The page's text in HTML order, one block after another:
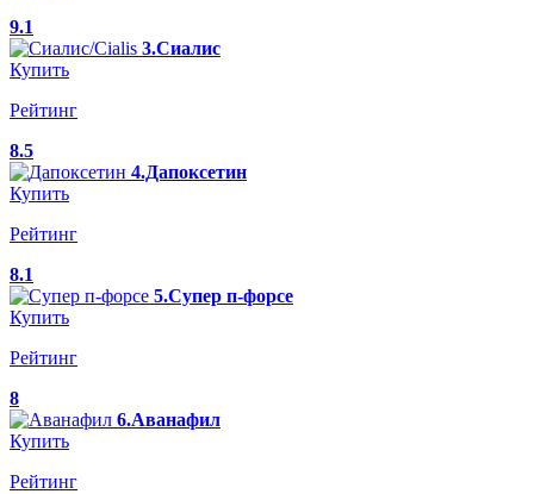
9.1
3.Сиалис
Купить
Рейтинг
8.5
4.Дапоксетин
Купить
Рейтинг
8.1
5.Супер п-форсе
Купить
Рейтинг
8
6.Аванафил
Купить
Рейтинг